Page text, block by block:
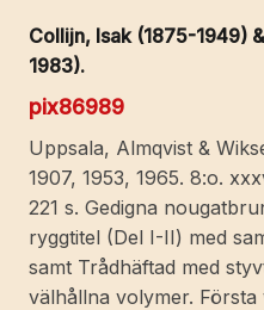
Collijn, Isak (1875-1949)
1983).
pix86989
Uppsala, Almqvist &
1907, 1953, 1965. 8:o.
221 s. Gedigna
ryggtitel (Del I-II) med
samt Trådhäftad med
välhållna volymer.